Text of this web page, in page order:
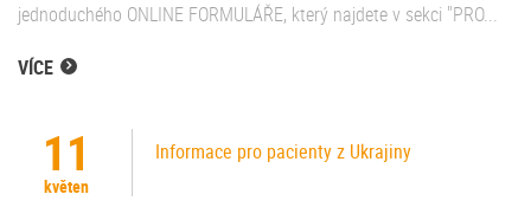
jednoduchého ONLINE FORMULÁŘE, který najdete v sekci "PRO...
VÍCE
11
květen
Informace pro pacienty z Ukrajiny